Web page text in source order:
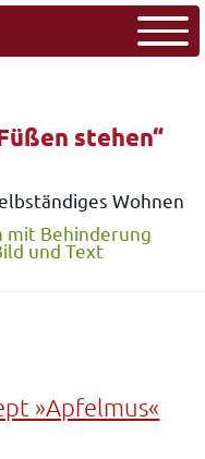
stehen“
Wohnen
mit Behinderung
und Text
»Apfelmus«